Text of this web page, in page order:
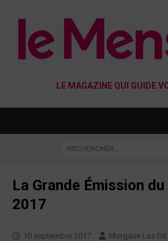
LE MAGAZINE QUI GUIDE
La Grande Émission
2017
10 septembre 2017 Morgane Las